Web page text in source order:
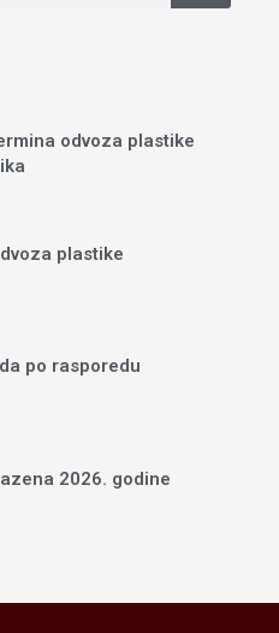
odvoza plastike
plastike
po rasporedu
2026. godine